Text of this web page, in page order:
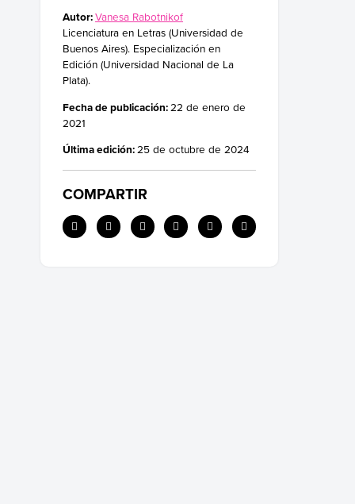
eter
Oraciones con palabras que contienen -eter
Autor:Vanesa Rabotnikof
Licenciatura en Letras (Universidad de
Buenos Aires). Especialización en
Edición (Universidad Nacional de La
Plata).
Fecha de publicación: 22 de enero de
2021
Última edición:25 de octubre de 2024
COMPARTIR